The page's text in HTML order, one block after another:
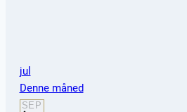
jul
Denne måned
SEP